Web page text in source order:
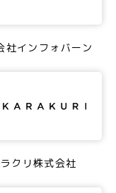
社インフォバーン
クリ株式会社